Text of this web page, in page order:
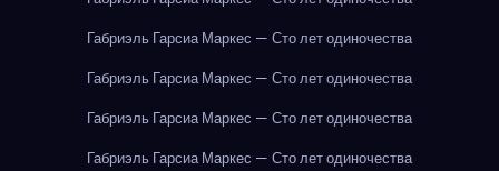
Габриэль Гарсиа Маркес — Сто лет одиночества
Габриэль Гарсиа Маркес — Сто лет одиночества
Габриэль Гарсиа Маркес — Сто лет одиночества
Габриэль Гарсиа Маркес — Сто лет одиночества